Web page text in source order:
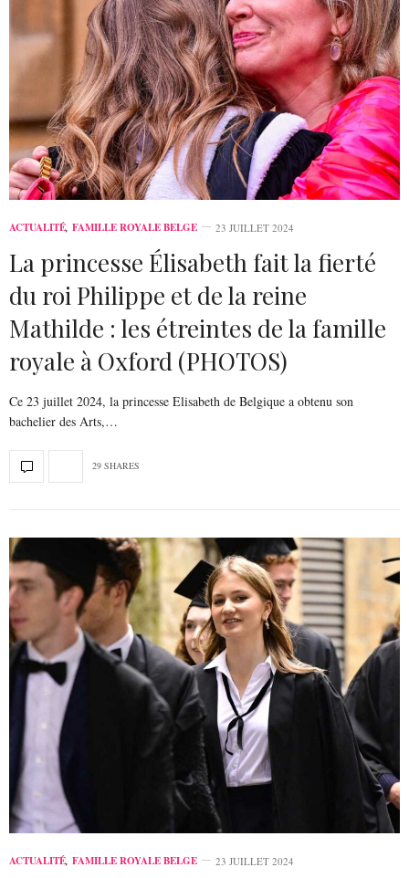
ACTUALITÉ, FAMILLE ROYALE BELGE 23 JUILLET 2024
La princesse Élisabeth fait la fierté
du roi Philippe et de la reine
Mathilde : les étreintes de la famille
royale à Oxford (PHOTOS)
Ce 23 juillet 2024, la princesse Elisabeth de Belgique a obtenu son
bachelier des Arts,…
29 SHARES
ACTUALITÉ, FAMILLE ROYALE BELGE 23 JUILLET 2024